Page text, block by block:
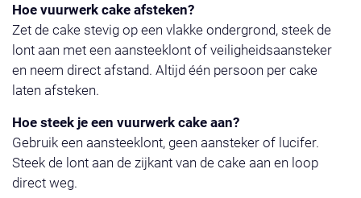
Hoe vuurwerk cake afsteken?
Zet de cake stevig op een vlakke ondergrond, steek de
lont aan met een aansteeklont of veiligheidsaansteker
en neem direct afstand. Altijd één persoon per cake
laten afsteken.
Hoe steek je een vuurwerk cake aan?
Gebruik een aansteeklont, geen aansteker of lucifer.
Steek de lont aan de zijkant van de cake aan en loop
direct weg.